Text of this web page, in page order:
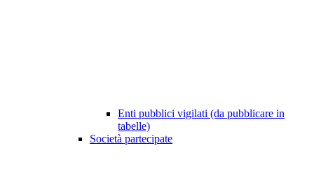
Enti pubblici vigilati (da pubblicare in
tabelle)
Società partecipate